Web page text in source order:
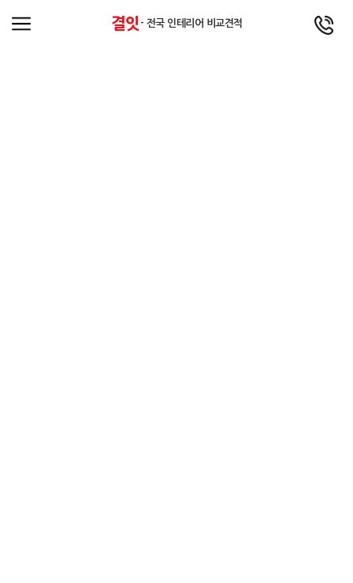
결잇 - 전국 인테리어 비교견적